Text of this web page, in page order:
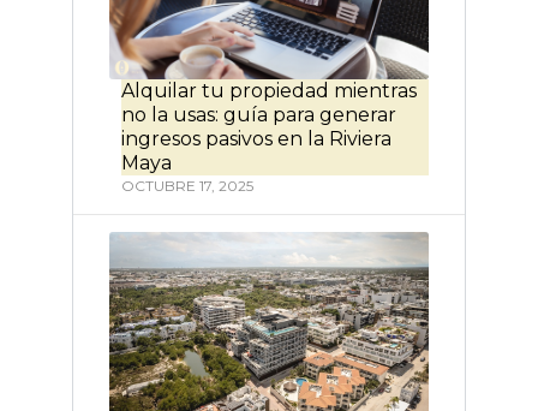
Alquilar tu propiedad mientras
no la usas: guía para generar
ingresos pasivos en la Riviera
Maya
OCTUBRE 17, 2025